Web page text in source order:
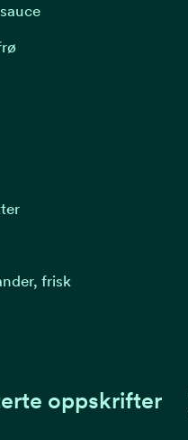
frisk
oppskrifter